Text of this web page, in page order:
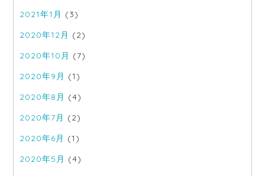
2021年1月 (3)
2020年12月 (2)
2020年10月 (7)
2020年9月 (1)
2020年8月 (4)
2020年7月 (2)
2020年6月 (1)
2020年5月 (4)